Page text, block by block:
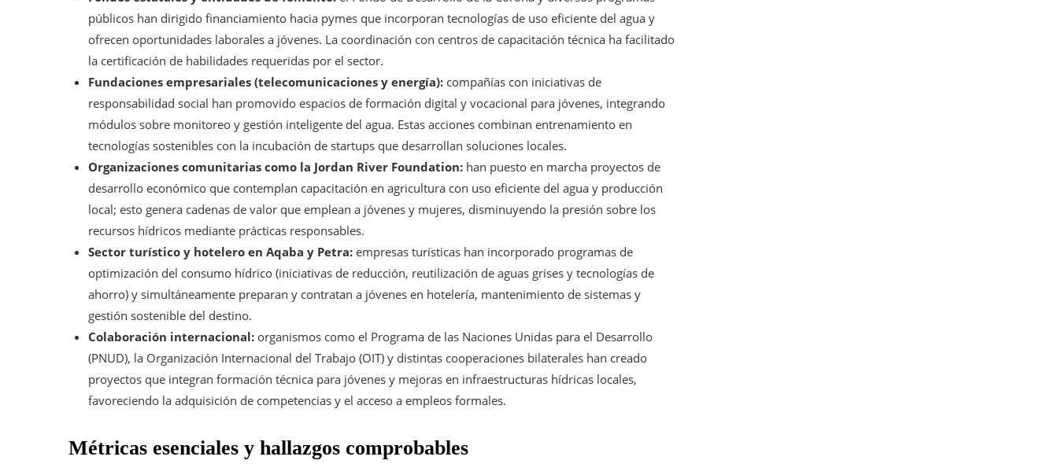
públicos han dirigido financiamiento hacia pymes que incorporan tecnologías de uso eficiente del agua y
ofrecen oportunidades laborales a jóvenes. La coordinación con centros de capacitación técnica ha facilitado
la certificación de habilidades requeridas por el sector.
Fundaciones empresariales (telecomunicaciones y energía): compañías con iniciativas de
responsabilidad social han promovido espacios de formación digital y vocacional para jóvenes, integrando
módulos sobre monitoreo y gestión inteligente del agua. Estas acciones combinan entrenamiento en
tecnologías sostenibles con la incubación de startups que desarrollan soluciones locales.
Organizaciones comunitarias como la Jordan River Foundation: han puesto en marcha proyectos de
desarrollo económico que contemplan capacitación en agricultura con uso eficiente del agua y producción
local; esto genera cadenas de valor que emplean a jóvenes y mujeres, disminuyendo la presión sobre los
recursos hídricos mediante prácticas responsables.
Sector turístico y hotelero en Aqaba y Petra: empresas turísticas han incorporado programas de
optimización del consumo hídrico (iniciativas de reducción, reutilización de aguas grises y tecnologías de
ahorro) y simultáneamente preparan y contratan a jóvenes en hotelería, mantenimiento de sistemas y
gestión sostenible del destino.
Colaboración internacional: organismos como el Programa de las Naciones Unidas para el Desarrollo
(PNUD), la Organización Internacional del Trabajo (OIT) y distintas cooperaciones bilaterales han creado
proyectos que integran formación técnica para jóvenes y mejoras en infraestructuras hídricas locales,
favoreciendo la adquisición de competencias y el acceso a empleos formales.
Métricas esenciales y hallazgos comprobables